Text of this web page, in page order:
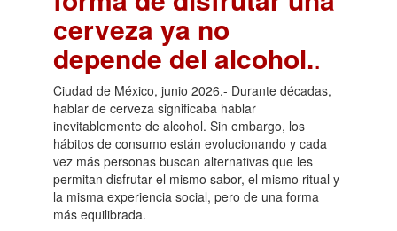
cerveza ya no
depende del alcohol..
Ciudad de México, junio 2026.- Durante décadas,
hablar de cerveza significaba hablar
inevitablemente de alcohol. Sin embargo, los
hábitos de consumo están evolucionando y cada
vez más personas buscan alternativas que les
permitan disfrutar el mismo sabor, el mismo ritual y
la misma experiencia social, pero de una forma
más equilibrada.